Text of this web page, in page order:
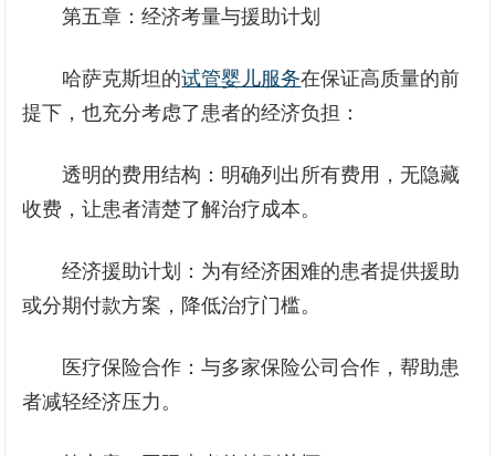
第五章：经济考量与援助计划
哈萨克斯坦的试管婴儿服务在保证高质量的前
提下，也充分考虑了患者的经济负担：
透明的费用结构：明确列出所有费用，无隐藏
收费，让患者清楚了解治疗成本。
经济援助计划：为有经济困难的患者提供援助
或分期付款方案，降低治疗门槛。
医疗保险合作：与多家保险公司合作，帮助患
者减轻经济压力。